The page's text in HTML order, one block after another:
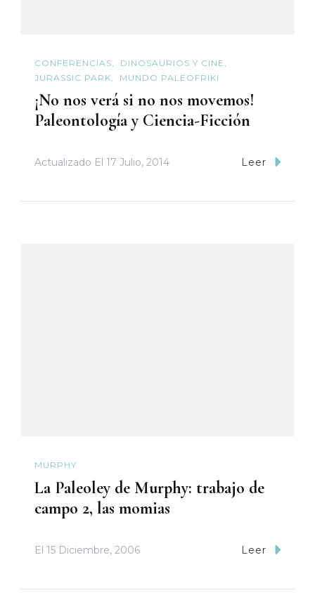
CONFERENCIAS
DINOSAURIOS Y CINE
JURASSIC PARK
MUNDO PALEOFRIKI
¡No nos verá si no nos movemos!
Paleontología y Ciencia-Ficción
Actualizado El 17 Julio, 2014 Leer
MURPHY
La Paleoley de Murphy: trabajo de
campo 2, las momias
El 15 Diciembre, 2006 Leer